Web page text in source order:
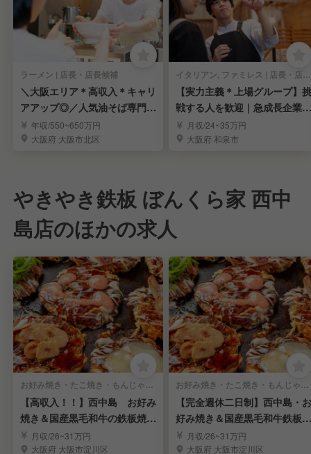
ラーメン | 店長・店長候補
＼大阪エリア＊高収入＊キャリ
アアップ◎／人気油そば専門店
の店長候補を募集！
年収/550~650万円
大阪府 大阪市北区
イタリアン, ファミレス | 店長・店長候補
【実力主義＊上場グループ】挑
戦する人を歓迎｜急成長企業で
キャリアを実現
月収/24~35万円
大阪府 和泉市
やきやき鉄板 ぼんくら家 西中
島店のほかの求人
お好み焼き・たこ焼き・もんじゃ焼き, ステーキ・鉄板焼き | キッチンスタッフ
【高収入！！】西中島 お好み
焼き＆国産黒毛和牛の鉄板焼の
店舗スタッフを募集
月収/26~31万円
大阪府 大阪市淀川区
お好み焼き・たこ焼き・もんじゃ焼き, ステーキ・鉄板焼き | 調理見習い・調理補助
【完全週休二日制】西中島・お
好み焼き＆国産黒毛和牛鉄板焼
の店舗スタッフ募集
月収/26~31万円
大阪府 大阪市淀川区